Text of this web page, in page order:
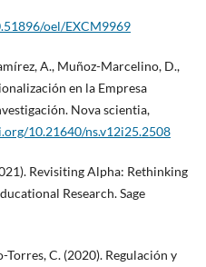
oel/EXCM9969
A., Muñoz-Marcelino, D.,
en la Empresa
Nova scientia,
10.21640/ns.v12i25.2508
Revisiting Alpha: Rethinking
Research. Sage
Torres, C. (2020). Regulación y